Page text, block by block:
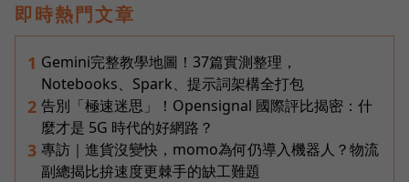
即時熱門文章
1 Gemini完整教學地圖！37篇實測整理，
Notebooks、Spark、提示詞架構全打包
2 告別「極速迷思」！Opensignal 國際評比揭密：什
麼才是 5G 時代的好網路？
3 專訪｜進貨沒變快，momo為何仍導入機器人？物流
副總揭比拚速度更棘手的缺工難題